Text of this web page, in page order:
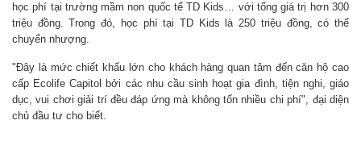
học phí tại trường mầm non quốc tế TD Kids… với tổng giá trị hơn 300
triệu đồng. Trong đó, học phí tại TD Kids là 250 triệu đồng, có thể
chuyển nhượng.
"Đây là mức chiết khấu lớn cho khách hàng quan tâm đến căn hộ cao
cấp Ecolife Capitol bởi các nhu cầu sinh hoạt gia đình, tiện nghi, giáo
dục, vui chơi giải trí đều đáp ứng mà không tốn nhiều chi phí", đại diện
chủ đầu tư cho biết.